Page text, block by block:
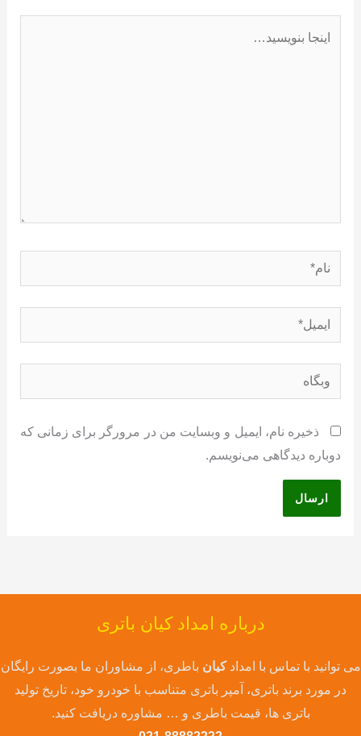
بنویسید…
نام*
ایمیل*
وبگاه
ذخیره نام، ایمیل و وبسایت من در مرورگر برای زمانی که
دوباره دیدگاهی می‌نویسم.
درباره امداد کیان باتری
می توانید با تماس با امدادکیان باطری، از مشاوران ما بصورت رایگان
در مورد برند باتری، آمپر باتری متناسب با خودرو خود، تاریخ تولید
باتری ها، قیمت باطری و … مشاوره دریافت کنید.